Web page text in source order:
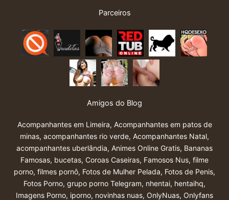
Parceiros
Amigos do Blog
Acompanhantes em Limeira, Acompanhantes em patos de
minas, acompanhantes rio verde, Acompanhantes Natal,
acompanhantes uberlândia, Animes Online Gratis, Bananas
Famosas, bucetas, Coroas Caseiras, Famosos Nus, filme
porno, filmes pornô, Fotos de Mulher Pelada, Fotos de Penis,
Fotos Porno, grupo porno Telegram, nhentai, hentaihq,
Imagens Porno, iporno, novinhas nuas, OnlyNuas, Onlyfans